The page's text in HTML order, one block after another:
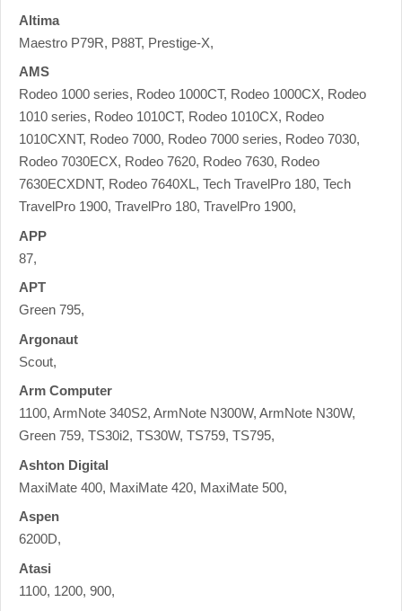
Altima
Maestro P79R, P88T, Prestige-X,
AMS
Rodeo 1000 series, Rodeo 1000CT, Rodeo 1000CX, Rodeo
1010 series, Rodeo 1010CT, Rodeo 1010CX, Rodeo
1010CXNT, Rodeo 7000, Rodeo 7000 series, Rodeo 7030,
Rodeo 7030ECX, Rodeo 7620, Rodeo 7630, Rodeo
7630ECXDNT, Rodeo 7640XL, Tech TravelPro 180, Tech
TravelPro 1900, TravelPro 180, TravelPro 1900,
APP
87,
APT
Green 795,
Argonaut
Scout,
Arm Computer
1100, ArmNote 340S2, ArmNote N300W, ArmNote N30W,
Green 759, TS30i2, TS30W, TS759, TS795,
Ashton Digital
MaxiMate 400, MaxiMate 420, MaxiMate 500,
Aspen
6200D,
Atasi
1100, 1200, 900,